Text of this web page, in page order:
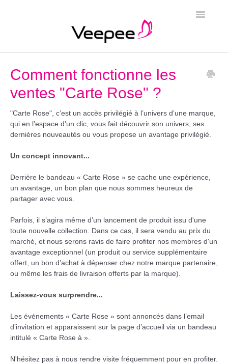
Toggle
Comment fonctionne les
ventes "Carte Rose" ?
"Carte Rose", c’est un accès privilégié à l’univers d’une marque,
qui en l’espace d’un clic, vous fait découvrir son univers, ses
dernières nouveautés ou vous propose un avantage privilégié.
Un concept innovant...
Derrière le bandeau « Carte Rose » se cache une expérience,
un avantage, un bon plan que nous sommes heureux de
partager avec vous.
Parfois, il s’agira même d’un lancement de produit issu d'une
toute nouvelle collection. Dans ce cas, il sera vendu au prix du
marché, et nous serons ravis de faire profiter nos membres d'un
avantage exceptionnel (un produit ou service supplémentaire
offert, un bon d’achat à dépenser chez notre marque partenaire,
ou même les frais de livraison offerts par la marque).
Laissez-vous surprendre...
Les événements « Carte Rose » sont annoncés dans l’email
d’invitation et apparaissent sur la page d’accueil via un bandeau
intitulé « Carte Rose à ».
N'hésitez pas à nous rendre visite fréquemment pour en profiter.